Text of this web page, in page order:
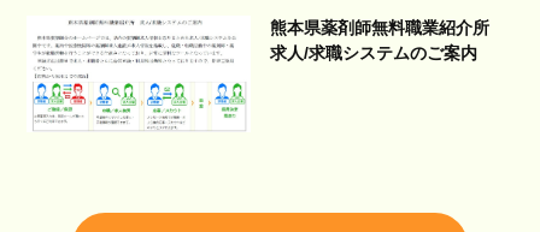
熊本県薬剤師無料職業紹介所
求人/求職システムのご案内